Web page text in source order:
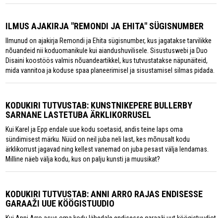
ILMUS AJAKIRJA "REMONDI JA EHITA" SÜGISNUMBER
Ilmunud on ajakirja Remondi ja Ehita sügisnumber, kus jagatakse tarvilikke
nõuandeid nii koduomanikule kui aiandushuvilisele. Sisustuswebi ja Duo
Disaini koostöös valmis nõuandeartikkel, kus tutvustatakse näpunäiteid,
mida vannitoa ja koduse spaa planeerimisel ja sisustamisel silmas pidada.
KODUKIRI TUTVUSTAB: KUNSTNIKEPERE BULLERBY
SARNANE LASTETUBA ÄRKLIKORRUSEL
Kui Karel ja Epp endale uue kodu soetasid, andis teine laps oma
sündimisest märku. Nüüd on neil juba neli last, kes mõnusalt kodu
ärklikorrust jagavad ning kellest vanemad on juba pesast välja lendamas.
Milline näeb välja kodu, kus on palju kunsti ja muusikat?
KODUKIRI TUTVUSTAB: ANNI ARRO RAJAS ENDISESSE
GARAAŽI UUE KÖÖGISTUUDIO